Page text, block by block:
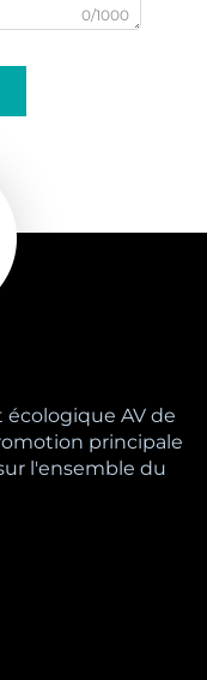
0/1000
écologique AV de
principale
l'ensemble du